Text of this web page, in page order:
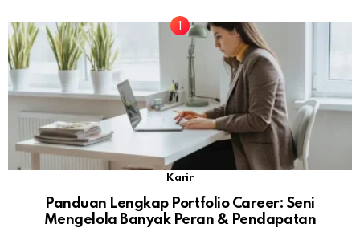
Karir
Panduan Lengkap Portfolio Career: Seni
Mengelola Banyak Peran & Pendapatan